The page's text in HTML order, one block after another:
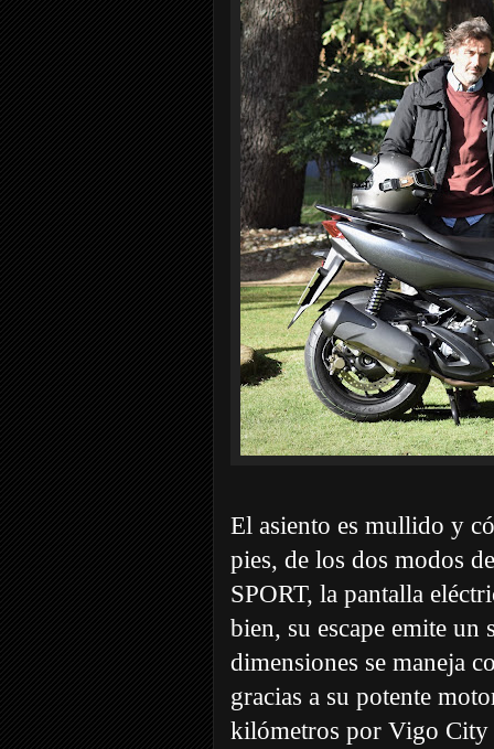
El asiento es mullido y
pies, de los dos modos
SPORT, la pantalla
bien, su escape emite un
dimensiones se maneja
gracias a su potente
kilómetros por Vigo City